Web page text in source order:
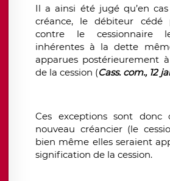
Il a ainsi été jugé qu’en
créance, le débiteur cédé
contre le cessionnaire
inhérentes à la dette
apparues postérieurement
de la cession (Cass. com., 12
Ces exceptions sont donc
nouveau créancier (le
bien même elles seraient
signification de la cession.